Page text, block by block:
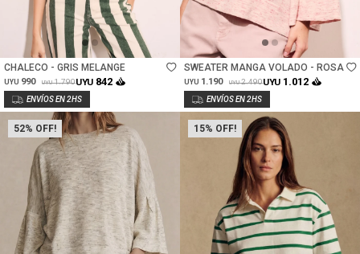
Talle
CHALECO - GRIS MELANGE
UYU 990 UYU 1.790UYU 842
Talle
SWEATER MANGA VOLADO - ROSA
UYU 1.190 UYU 2.490UYU 1.012
52 15